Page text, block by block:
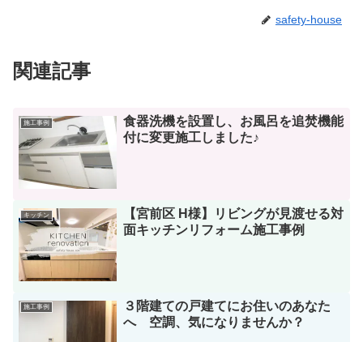
safety-house
関連記事
施工事例
食器洗機を設置し、お風呂を追焚機能
付に変更施工しました♪
キッチン
【宮前区 H様】リビングが見渡せる対
面キッチンリフォーム施工事例
施工事例
３階建ての戸建てにお住いのあなた
へ 空調、気になりませんか？